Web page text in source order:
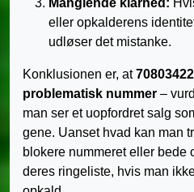
Manglende klarhed:
eller opkalderens
udløser det mistanke.
Konklusionen er, at
problematisk nummer –
man ser et uopfordret salg
gene. Uanset hvad kan man
blokere nummeret eller bede
deres ringeliste, hvis man